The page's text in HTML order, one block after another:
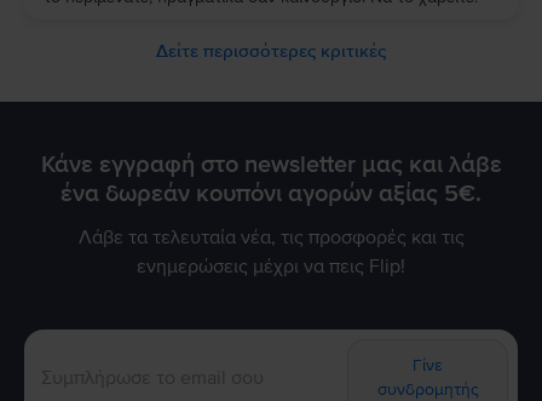
Δείτε περισσότερες κριτικές
Κάνε εγγραφή στο newsletter μας και λάβε
ένα δωρεάν κουπόνι αγορών αξίας 5€.
Λάβε τα τελευταία νέα, τις προσφορές και τις
ενημερώσεις μέχρι να πεις Flip!
Γίνε
συνδρομητής